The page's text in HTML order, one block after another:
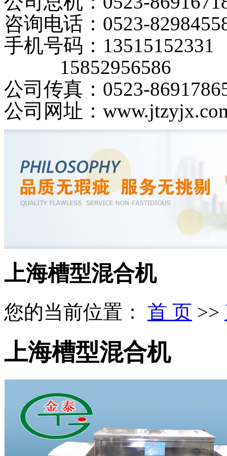
咨询电话：0523-
手机号码：13515152331
15852956586
公司传真：0523-
公司网址：
上海槽型混合机
您的当前位置： 首 页 >>
上海槽型混合机